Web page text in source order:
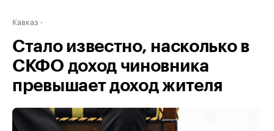
Кавказ
Стало известно, насколько в
СКФО доход чиновника
превышает доход жителя